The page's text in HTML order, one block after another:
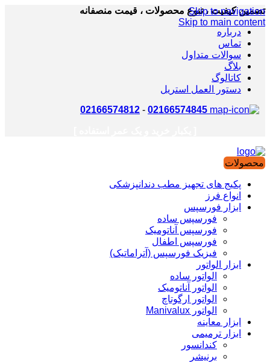
Skip to navigation
Skip to main content
تضمین کیفیت ، تنوع محصولات ، قیمت منصفانه
درباره
تماس
سوالات متداول
بلاگ
کاتالوگ
دستور العمل استریل
02166574845
-
02166574812
محصولات
پکیج های تجهیز مطب دندانپزشکی
انواع فرز
ابزار فورسپس
فورسپس ساده
فورسپس آناتومیک
فورسپس اطفال
فیزیک فورسپس (آتراماتیک)
ابزار الواتور
الواتور ساده
الواتور آناتومیک
الواتور ارگوتاچ
الواتور Manivalux
ابزار معاینه
ابزار ترمیمی
کندانسور
برنیشر